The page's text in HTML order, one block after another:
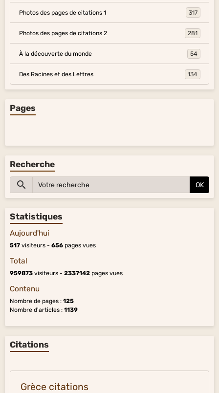
Photos des pages de citations 1 317
Photos des pages de citations 2 281
À la découverte du monde 54
Des Racines et des Lettres 134
Pages
Recherche
OK
Statistiques
Aujourd'hui
517 visiteurs - 656 pages vues
Total
959873 visiteurs - 2337142 pages vues
Contenu
Nombre de pages : 125
Nombre d'articles : 1139
Citations
Grèce citations